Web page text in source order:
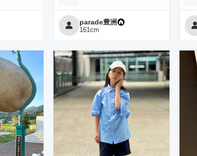
parade豊洲
161 cm